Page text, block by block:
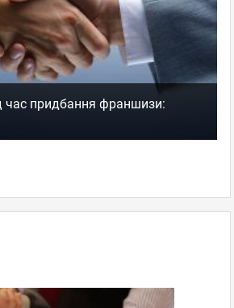
час придбання франшизи: